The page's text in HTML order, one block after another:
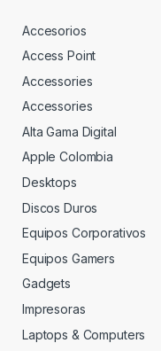
Accesorios
Access Point
Accessories
Accessories
Alta Gama Digital
Apple Colombia
Desktops
Discos Duros
Equipos Corporativos
Equipos Gamers
Gadgets
Impresoras
Laptops & Computers